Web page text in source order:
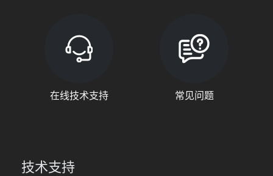
在线技术支持 常见问题
技术支持